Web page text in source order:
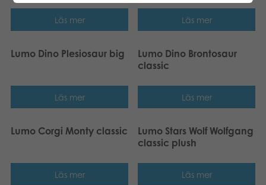
Läs mer Läs mer
Lumo Dino Plesiosaur big
Läs mer
Lumo Dino Brontosaur
classic
Läs mer
Lumo Corgi Monty classic
Läs mer
Lumo Stars Wolf Wolfgang
classic plush
Läs mer